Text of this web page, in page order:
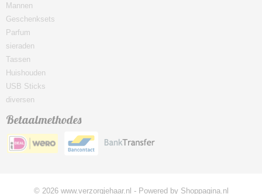
Mannen
Geschenksets
Parfum
sieraden
Tassen
Huishouden
USB Sticks
diversen
Betaalmethodes
© 2026 www.verzorgjehaar.nl - Powered by Shoppagina.nl